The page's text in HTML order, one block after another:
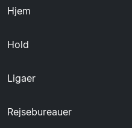
Hjem
Hold
Ligaer
Rejsebureauer